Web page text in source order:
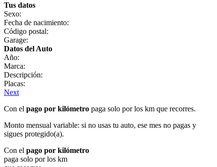
Tus datos
Sexo:
Fecha de nacimiento:
Código postal:
Garage:
Datos del Auto
Año:
Marca:
Descripción:
Placas:
Next
Con el pago por kilómetro paga solo por los km que recorres.
Monto mensual variable: si no usas tu auto, ese mes no pagas y
sigues protegido(a).
Con el pago por kilómetro
paga solo por los km